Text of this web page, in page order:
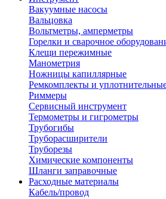
Вакуумные насосы
Вальцовка
Вольтметры, амперметры
Горелки и сварочное
Клещи пережимные
Манометрия
Ножницы капиллярные
Ремкомплекты и
Риммеры
Сервисный инструмент
Термометры и гигрометры
Трубогибы
Труборасширители
Труборезы
Химические компоненты
Шланги заправочные
Расходные материалы
Кабель/провод